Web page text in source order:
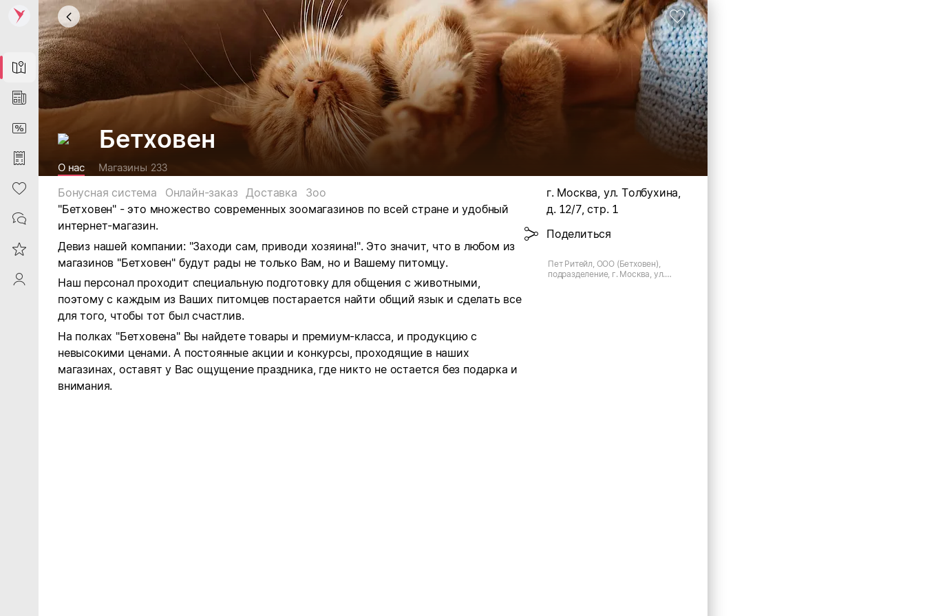
Map
News
DiscountCard
Purchases
Heart
Contacts
Reviews
ProfileSaby
Бетховен
О нас Магазины 233
Бонусная система Онлайн-заказ Доставка
Зоо
"Бетховен" - это множество современных зоомагазинов по всей стране и удобный
интернет-магазин.
Девиз нашей компании: "Заходи сам, приводи хозяина!". Это значит, что в любом из
магазинов "Бетховен" будут рады не только Вам, но и Вашему питомцу.
Наш персонал проходит специальную подготовку для общения с животными,
поэтому с каждым из Ваших питомцев постарается найти общий язык и сделать все
для того, чтобы тот был счастлив.
На полках "Бетховена" Вы найдете товары и премиум-класса, и продукцию с
невысокими ценами. А постоянные акции и конкурсы, проходящие в наших
магазинах, оставят у Вас ощущение праздника, где никто не остается без подарка и
внимания.
г. Москва, ул. Толбухина,
д. 12/7, стр. 1
Поделиться
Пет Ритейл, ООО (Бетховен),
подразделение, г. Москва, ул.